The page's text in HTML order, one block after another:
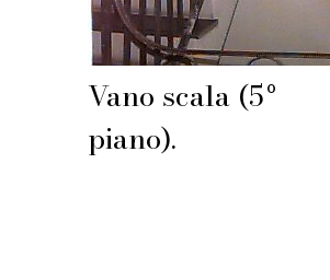
Vano scala (5º
piano).